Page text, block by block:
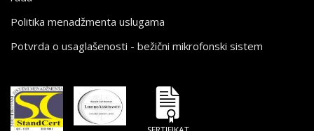
Politika menadžmenta uslugama
Potvrda o usaglašenosti - bežični mikrofonski sistem